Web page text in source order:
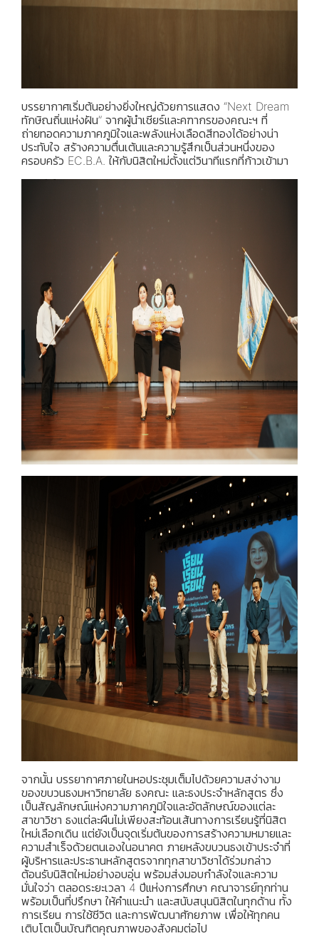
บรรยากาศเริ่มต้นอย่างยิ่งใหญ่ด้วยการแสดง “Next Dream
ทักษิณถิ่นแห่งฝัน” จากผู้นำเชียร์และคฑากรของคณะฯ ที่
ถ่ายทอดความภาคภูมิใจและพลังแห่งเลือดสีทองได้อย่างน่า
ประทับใจ สร้างความตื่นเต้นและความรู้สึกเป็นส่วนหนึ่งของ
ครอบครัว EC.B.A. ให้กับนิสิตใหม่ตั้งแต่วินาทีแรกที่ก้าวเข้ามา
จากนั้น บรรยากาศภายในหอประชุมเต็มไปด้วยความสง่างาม
ของขบวนธงมหาวิทยาลัย ธงคณะ และธงประจำหลักสูตร ซึ่ง
เป็นสัญลักษณ์แห่งความภาคภูมิใจและอัตลักษณ์ของแต่ละ
สาขาวิชา ธงแต่ละผืนไม่เพียงสะท้อนเส้นทางการเรียนรู้ที่นิสิต
ใหม่เลือกเดิน แต่ยังเป็นจุดเริ่มต้นของการสร้างความหมายและ
ความสำเร็จด้วยตนเองในอนาคต ภายหลังขบวนธงเข้าประจำที่
ผู้บริหารและประธานหลักสูตรจากทุกสาขาวิชาได้ร่วมกล่าว
ต้อนรับนิสิตใหม่อย่างอบอุ่น พร้อมส่งมอบกำลังใจและความ
มั่นใจว่า ตลอดระยะเวลา 4 ปีแห่งการศึกษา คณาจารย์ทุกท่าน
พร้อมเป็นที่ปรึกษา ให้คำแนะนำ และสนับสนุนนิสิตในทุกด้าน ทั้ง
การเรียน การใช้ชีวิต และการพัฒนาศักยภาพ เพื่อให้ทุกคน
เติบโตเป็นบัณฑิตคุณภาพของสังคมต่อไป